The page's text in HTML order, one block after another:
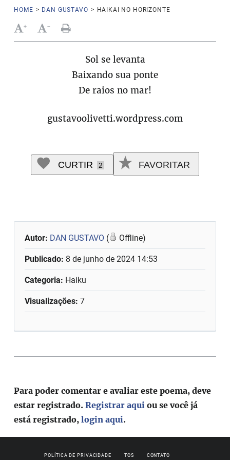
HOME > DAN GUSTAVO > HAIKAI NO HORIZONTE
+ -
Sol se levanta
Baixando sua ponte
De raios no mar!
gustavoolivetti.wordpress.com
CURTIR 2 FAVORITAR
Autor: DAN GUSTAVO ( Offline)
Publicado: 8 de junho de 2024 14:53
Categoria: Haiku
Visualizações: 7
Para poder comentar e avaliar este poema, deve
estar registrado.Registrar aqui ou se você já
está registrado,login aqui.
POLÍTICA DE PRIVACIDADE TOS CONTATO